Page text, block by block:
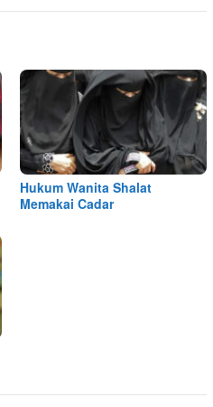
Hukum Wanita Shalat
Memakai Cadar